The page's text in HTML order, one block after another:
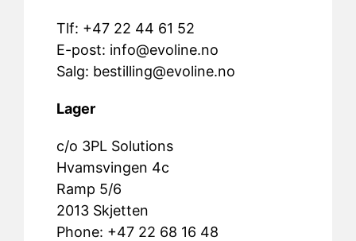
Tlf: +47 22 44 61 52
E-post: info@evoline.no
Salg: bestilling@evoline.no
Lager
c/o 3PL Solutions
Hvamsvingen 4c
Ramp 5/6
2013 Skjetten
Phone: +47 22 68 16 48